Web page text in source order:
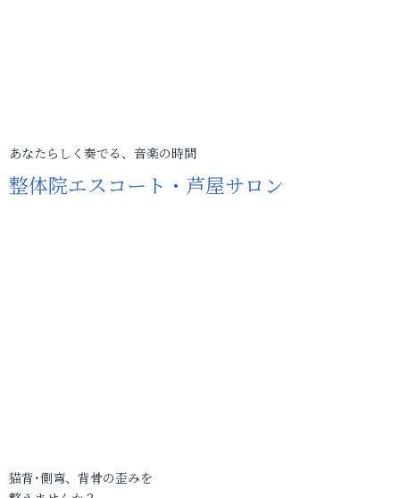
あなたらしく奏でる、音楽の時間
整体院エスコート・芦屋サロン
猫背･側弯、背骨の歪みを